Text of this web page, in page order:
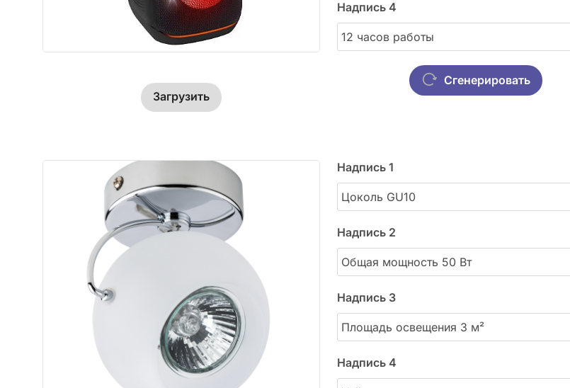
Загрузить
Надпись 4
Сгенерировать
Надпись 1
Надпись 2
Надпись 3
Надпись 4